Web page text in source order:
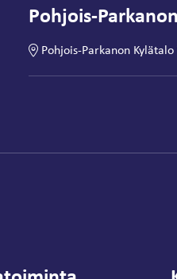
Pohjois-
Pohjois-Parkanon